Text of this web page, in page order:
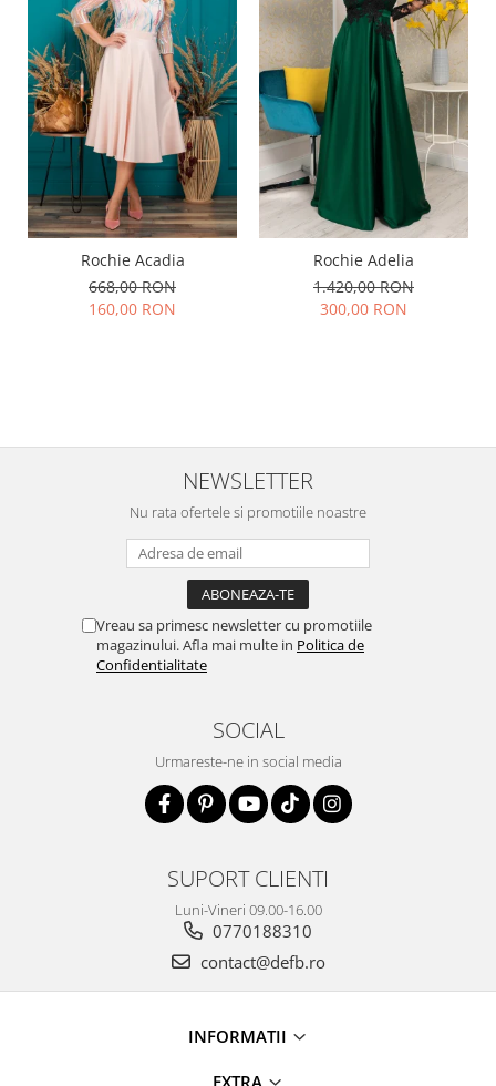
Rochie Acadia
668,00 RON
160,00 RON
Rochie Adelia
1.420,00 RON
300,00 RON
NEWSLETTER
Nu rata ofertele si promotiile noastre
Vreau sa primesc newsletter cu promotiile
magazinului. Afla mai multe in Politica de
Confidentialitate
SOCIAL
Urmareste-ne in social media
SUPORT CLIENTI
Luni-Vineri 09.00-16.00
0770188310
contact@defb.ro
INFORMATII